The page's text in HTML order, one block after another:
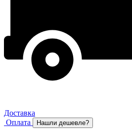
Доставка
Оплата
Нашли дешевле?